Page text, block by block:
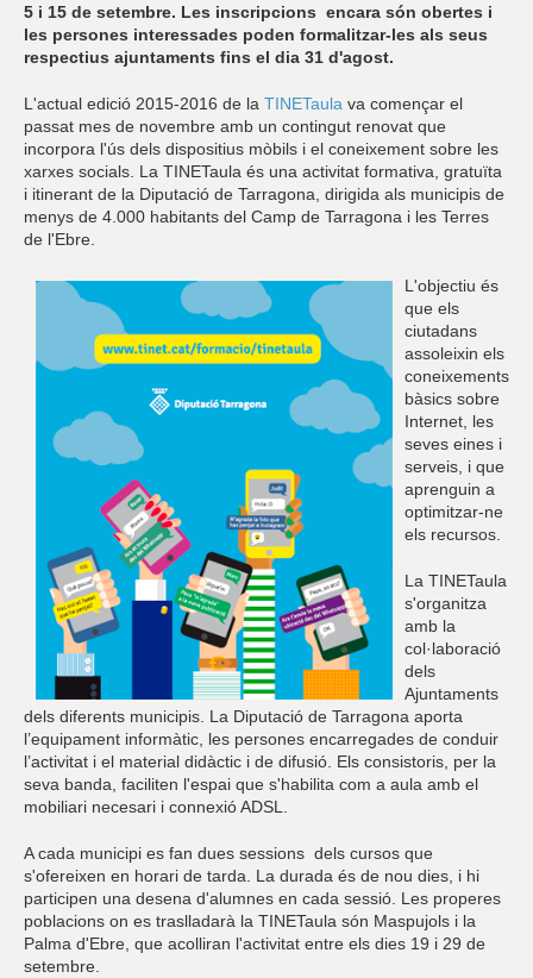
5 i 15 de setembre. Les inscripcions encara són obertes i
les persones interessades poden formalitzar-les als seus
respectius ajuntaments fins el dia 31 d'agost.
L'actual edició 2015-2016 de la TINETaula va començar el
passat mes de novembre amb un contingut renovat que
incorpora l'ús dels dispositius mòbils i el coneixement sobre les
xarxes socials. La TINETaula és una activitat formativa, gratuïta
i itinerant de la Diputació de Tarragona, dirigida als municipis de
menys de 4.000 habitants del Camp de Tarragona i les Terres
de l'Ebre.
L'objectiu és
que els
ciutadans
assoleixin els
coneixements
bàsics sobre
Internet, les
seves eines i
serveis, i que
aprenguin a
optimitzar-ne
els recursos.
La TINETaula
s'organitza
amb la
col·laboració
dels
Ajuntaments
dels diferents municipis. La Diputació de Tarragona aporta
l’equipament informàtic, les persones encarregades de conduir
l’activitat i el material didàctic i de difusió. Els consistoris, per la
seva banda, faciliten l'espai que s'habilita com a aula amb el
mobiliari necesari i connexió ADSL.
A cada municipi es fan dues sessions dels cursos que
s'ofereixen en horari de tarda. La durada és de nou dies, i hi
participen una desena d'alumnes en cada sessió. Les properes
poblacions on es traslladarà la TINETaula són Maspujols i la
Palma d'Ebre, que acolliran l'activitat entre els dies 19 i 29 de
setembre.